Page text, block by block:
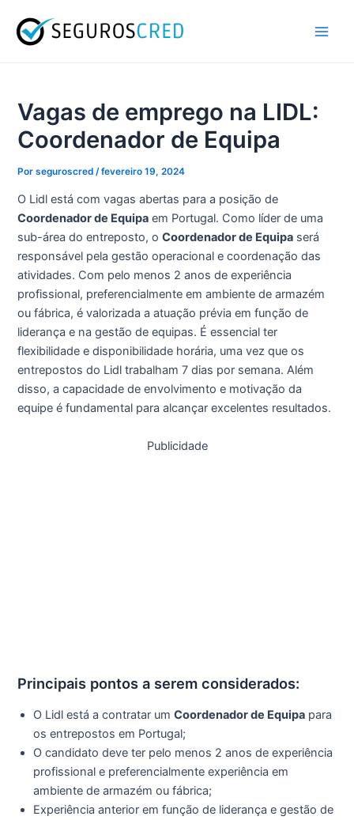
para
Vagas de emprego na LIDL:
Coordenador de Equipa
Porseguroscred /fevereiro 19, 2024
O Lidl está com vagas abertas para a posição de
Coordenador de Equipa em Portugal. Como líder de uma
sub-área do entreposto, oCoordenador de Equipa será
responsável pela gestão operacional e coordenação das
atividades. Com pelo menos 2 anos de experiência
profissional, preferencialmente em ambiente de armazém
ou fábrica, é valorizada a atuação prévia em função de
liderança e na gestão de equipas. É essencial ter
flexibilidade e disponibilidade horária, uma vez que os
entrepostos do Lidl trabalham 7 dias por semana. Além
disso, a capacidade de envolvimento e motivação da
equipe é fundamental para alcançar excelentes resultados.
Publicidade
Principais pontos a serem considerados:
O Lidl está a contratar umCoordenador de Equipa para
os entrepostos em Portugal;
O candidato deve ter pelo menos 2 anos de experiência
profissional e preferencialmente experiência em
ambiente de armazém ou fábrica;
Experiência anterior em função de liderança e gestão de
de
artigos